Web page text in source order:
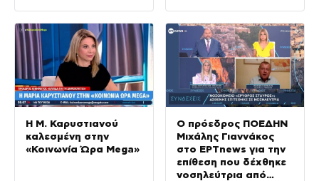
Η Μ. Καρυστιανού
καλεσμένη στην
«Κοινωνία Ώρα Mega»
Ο πρόεδρος ΠΟΕΔΗΝ
Μιχάλης Γιαννάκος
στο ΕΡΤnews για την
επίθεση που δέχθηκε
νοσηλεύτρια από